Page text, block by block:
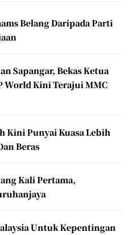
Belang Daripada Parti
Sapangar, Bekas Ketua
World Kini Terajui MMC
Kini Punyai Kuasa Lebih
Beras
Kali Pertama,
Untuk Kepentingan